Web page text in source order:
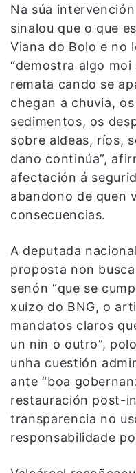
Na súa
sinalou que o que
Viana do Bolo e no
“demostra algo
remata cando se
chegan a chuvia,
sedimentos, os
sobre aldeas, ríos,
dano continúa”,
afectación á
abandono de quen
consecuencias.
A deputada
proposta non
senón “que se
xuízo do BNG, o
mandatos claros
un nin o outro”,
unha cuestión
ante “boa
restauración post-
transparencia no
responsabilidade